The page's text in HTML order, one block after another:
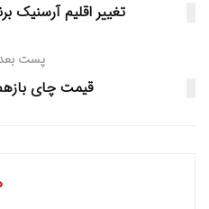
تغییر اقلیم آرسنیک
پست
قیمت چای